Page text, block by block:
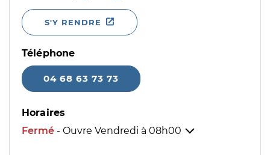
S'Y RENDRE
Téléphone
04 68 63 73 73
Horaires
Fermé - Ouvre Vendredi à 08h00